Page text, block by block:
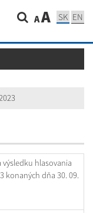
AA SK EN
výsledku hlasovania
konaných dňa 30. 09.